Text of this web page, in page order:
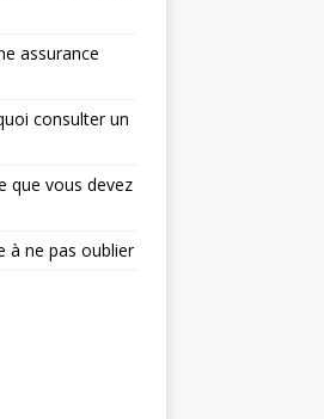
assurance
consulter un
que vous devez
à ne pas oublier